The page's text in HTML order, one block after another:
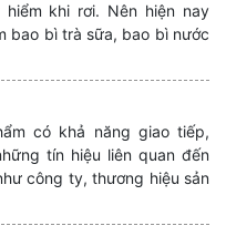
khi rơi. Nên hiện nay
bao bì trà sữa, bao bì nước
có khả năng giao tiếp,
tín hiệu liên quan đến
công ty, thương hiệu sản